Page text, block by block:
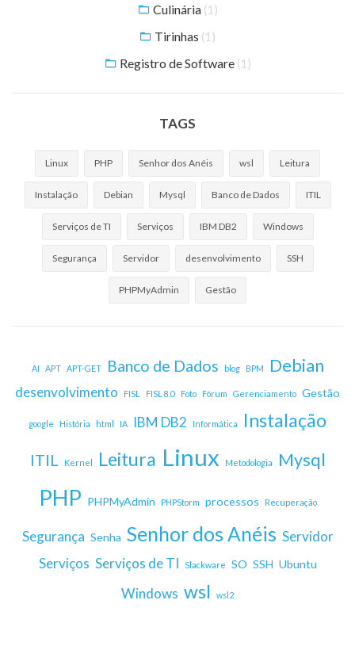
Culinária (1)
Tirinhas (1)
Registro de Software (1)
TAGS
Linux PHP Senhor dos Anéis wsl Leitura
Instalação Debian Mysql Banco de Dados ITIL
Serviços de TI Serviços IBM DB2 Windows
Segurança Servidor desenvolvimento SSH
PHPMyAdmin Gestão
AI APT APT-GET Banco de Dados blog BPM Debian
desenvolvimento FISL FISL 8.0 Foto Fórum Gerenciamento Gestão
google História html IA IBM DB2 Informática Instalação
ITIL Kernel Leitura Linux Metodologia Mysql
PHP PHPMyAdmin PHPStorm processos Recuperação
Segurança Senha Senhor dos Anéis Servidor
Serviços Serviços de TI Slackware SO SSH Ubuntu
Windows wsl wsl2